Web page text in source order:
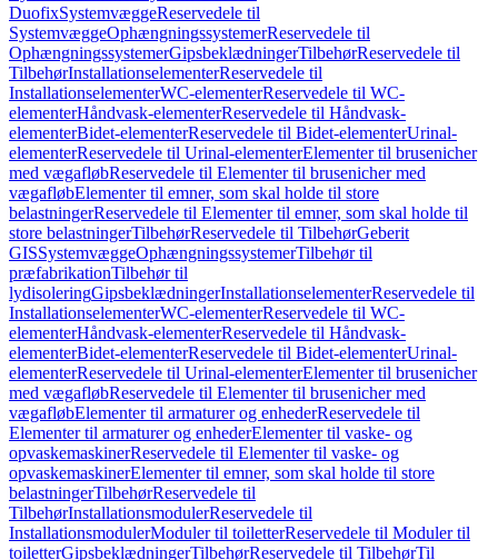
DuofixSystemvæggeReservedele til
SystemvæggeOphængningssystemerReservedele til
OphængningssystemerGipsbeklædningerTilbehørReservedele til
TilbehørInstallationselementerReservedele til
InstallationselementerWC-elementerReservedele til WC-
elementerHåndvask-elementerReservedele til Håndvask-
elementerBidet-elementerReservedele til Bidet-elementerUrinal-
elementerReservedele til Urinal-elementerElementer til brusenicher
med vægafløbReservedele til Elementer til brusenicher med
vægafløbElementer til emner, som skal holde til store
belastningerReservedele til Elementer til emner, som skal holde til
store belastningerTilbehørReservedele til TilbehørGeberit
GISSystemvæggeOphængningssystemerTilbehør til
præfabrikationTilbehør til
lydisoleringGipsbeklædningerInstallationselementerReservedele til
InstallationselementerWC-elementerReservedele til WC-
elementerHåndvask-elementerReservedele til Håndvask-
elementerBidet-elementerReservedele til Bidet-elementerUrinal-
elementerReservedele til Urinal-elementerElementer til brusenicher
med vægafløbReservedele til Elementer til brusenicher med
vægafløbElementer til armaturer og enhederReservedele til
Elementer til armaturer og enhederElementer til vaske- og
opvaskemaskinerReservedele til Elementer til vaske- og
opvaskemaskinerElementer til emner, som skal holde til store
belastningerTilbehørReservedele til
TilbehørInstallationsmodulerReservedele til
InstallationsmodulerModuler til toiletterReservedele til Moduler til
toiletterGipsbeklædningerTilbehørReservedele til TilbehørTil